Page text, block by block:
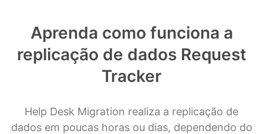
Aprenda como funciona a
replicação de dados Request
Tracker
Help Desk Migration realiza a replicação de
dados em poucas horas ou dias, dependendo do